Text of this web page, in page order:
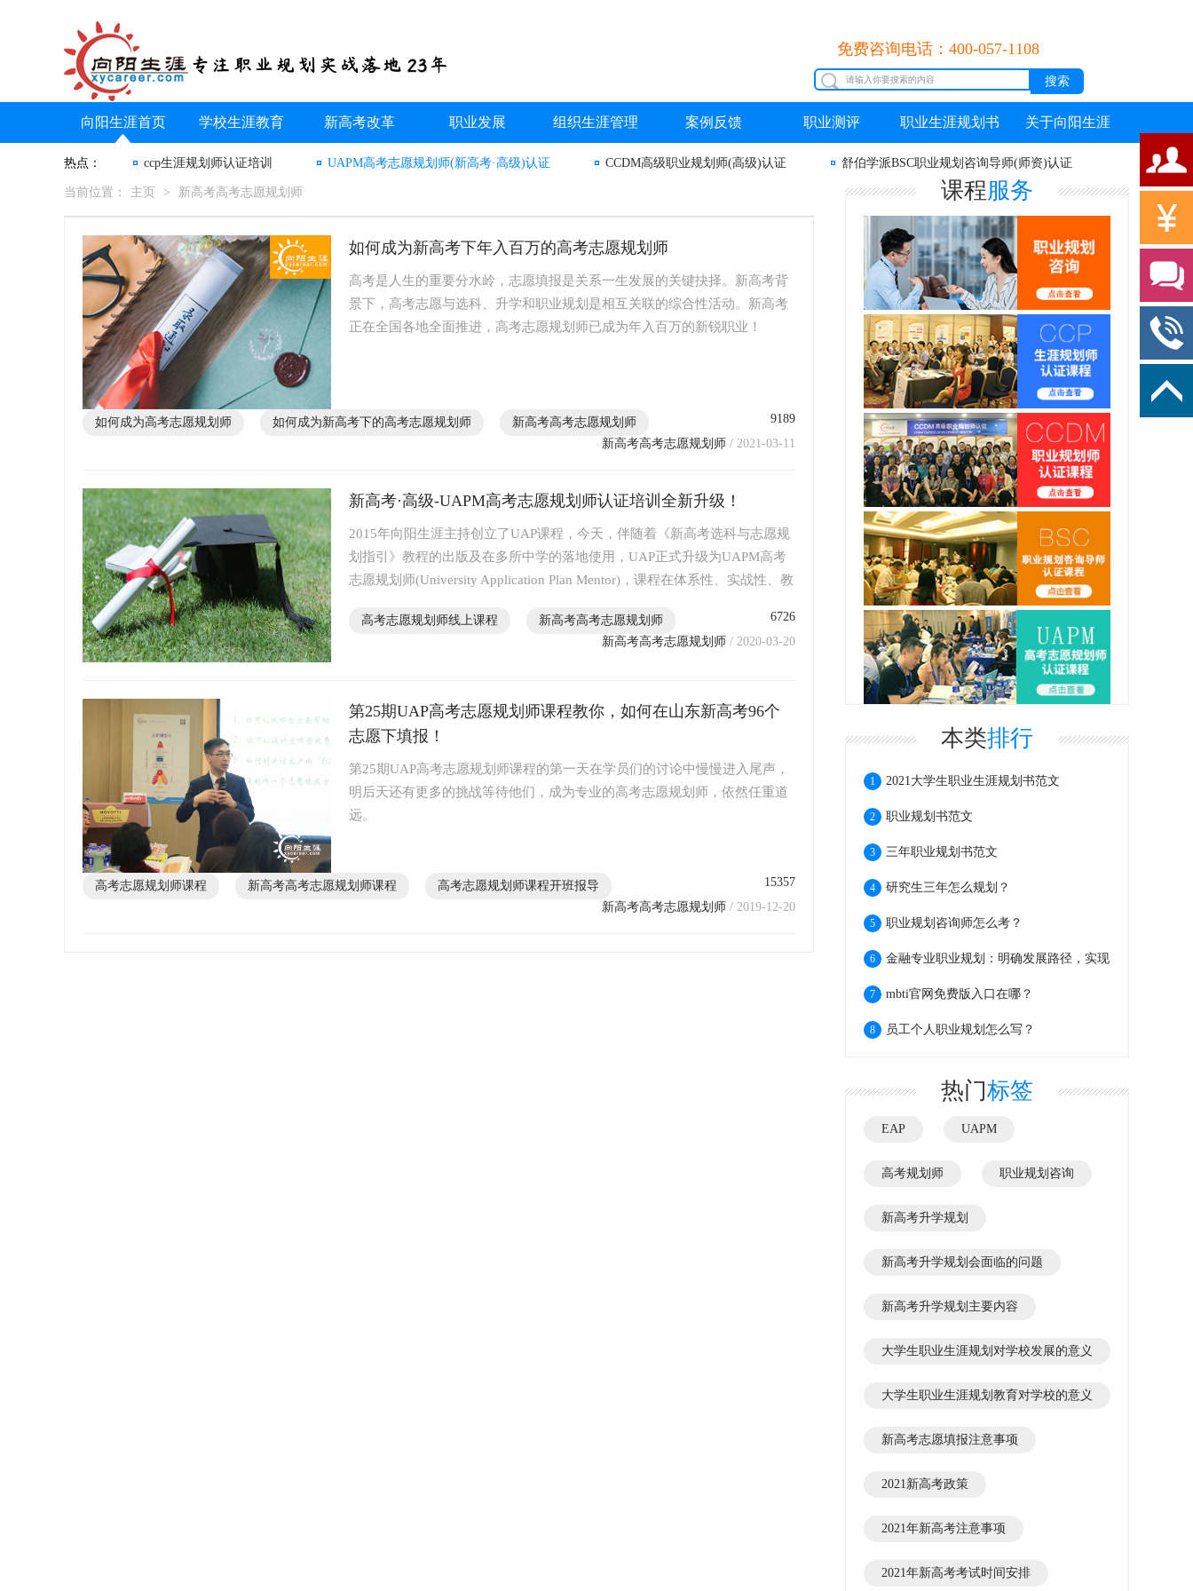
免费咨询电话：400-057-1108
向阳生涯首页 学校生涯教育 新高考改革 职业发展 组织生涯管理 案例反馈 职业测评 职业生涯规划书 关于向阳生涯
热点： ccp生涯规划师认证培训 UAPM高考志愿规划师(新高考·高级)认证 CCDM高级职业规划师(高级)认证 舒伯学派BSC职业规划咨询导师(师资)认证
当前位置： 主页 > 新高考高考志愿规划师
如何成为新高考下年入百万的高考志愿规划师
高考是人生的重要分水岭，志愿填报是关系一生发展的关键抉择。新高考背
景下，高考志愿与选科、升学和职业规划是相互关联的综合性活动。新高考
正在全国各地全面推进，高考志愿规划师已成为年入百万的新锐职业！
如何成为高考志愿规划师 如何成为新高考下的高考志愿规划师 新高考高考志愿规划师
9189
新高考高考志愿规划师 / 2021-03-11
新高考·高级-UAPM高考志愿规划师认证培训全新升级！
2015年向阳生涯主持创立了UAP课程，今天，伴随着《新高考选科与志愿规
划指引》教程的出版及在多所中学的落地使用，UAP正式升级为UAPM高考
志愿规划师(University Application Plan Mentor)，课程在体系性、实战性、教
高考志愿规划师线上课程 新高考高考志愿规划师
6726
新高考高考志愿规划师 / 2020-03-20
第25期UAP高考志愿规划师课程教你，如何在山东新高考96个
志愿下填报！
第25期UAP高考志愿规划师课程的第一天在学员们的讨论中慢慢进入尾声，
明后天还有更多的挑战等待他们，成为专业的高考志愿规划师，依然任重道
远。
高考志愿规划师课程 新高考高考志愿规划师课程 高考志愿规划师课程开班报导
15357
新高考高考志愿规划师 / 2019-12-20
课程服务
本类排行
1 2021大学生职业生涯规划书范文
2 职业规划书范文
3 三年职业规划书范文
4 研究生三年怎么规划？
5 职业规划咨询师怎么考？
6 金融专业职业规划：明确发展路径，实现
个人价值
7 mbti官网免费版入口在哪？
8 员工个人职业规划怎么写？
热门标签
EAP UAPM
高考规划师 职业规划咨询
新高考升学规划
新高考升学规划会面临的问题
新高考升学规划主要内容
大学生职业生涯规划对学校发展的意义
大学生职业生涯规划教育对学校的意义
新高考志愿填报注意事项
2021新高考政策
2021年新高考注意事项
2021年新高考考试时间安排